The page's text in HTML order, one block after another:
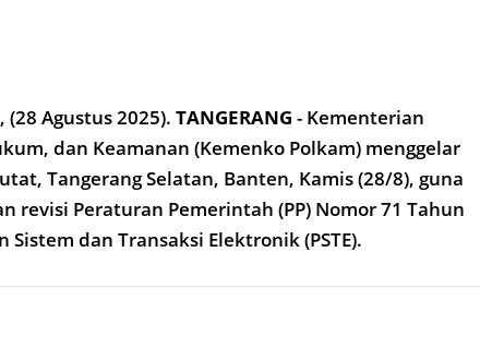
(28 Agustus 2025). TANGERANG - Kementerian
dan Keamanan (Kemenko Polkam) menggelar
Tangerang Selatan, Banten, Kamis (28/8), guna
revisi Peraturan Pemerintah (PP) Nomor 71 Tahun
dan Transaksi Elektronik (PSTE).